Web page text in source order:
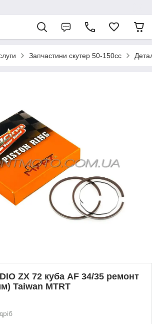
Запчастини скутер 50-150cc
ZX 72 куба AF 34/35 ремонт
Taiwan MTRT